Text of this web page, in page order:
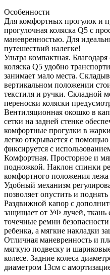
Особенности
Для комфортных прогулок и
прогулочная коляска Q5 с
маневренностью. Для
путешествий налегке!
Ультра компактная.
коляска Q5 удобно
занимает мало места.
вертикальном положении
текстиля и ручки. Складной
переноски коляски
Вентиляционная окошко в
сетки на задней стенке
комфортные прогулки в
легко открывается с
фиксируется с
Комфортная. Просторное и
подножкой. Наклон спинки
комфортного положения
Удобный механизм
позволяет опустить и
Раздвижной капор с
защищает от УФ лучей, ткань
точечные ремни
ребенка, а мягкие накладки
Отличная маневренность и
мягкую подвеску и
колесе. Задние колеса
диаметром 13см с